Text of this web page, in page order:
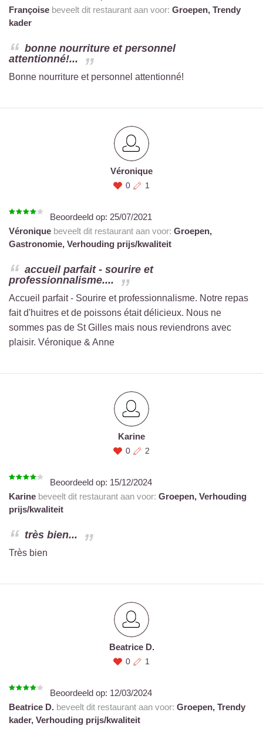
Françoise beveelt dit restaurant aan voor: Groepen, Trendy
kader
bonne nourriture et personnel
attentionné!...
Bonne nourriture et personnel attentionné!
Véronique
0 1
Beoordeeld op: 25/07/2021
Véronique beveelt dit restaurant aan voor: Groepen,
Gastronomie, Verhouding prijs/kwaliteit
accueil parfait - sourire et
professionnalisme....
Accueil parfait - Sourire et professionnalisme. Notre repas
fait d'huitres et de poissons était délicieux. Nous ne
sommes pas de St Gilles mais nous reviendrons avec
plaisir. Véronique & Anne
Karine
0 2
Beoordeeld op: 15/12/2024
Karine beveelt dit restaurant aan voor: Groepen, Verhouding
prijs/kwaliteit
très bien...
Très bien
Beatrice D.
0 1
Beoordeeld op: 12/03/2024
Beatrice D. beveelt dit restaurant aan voor: Groepen, Trendy
kader, Verhouding prijs/kwaliteit